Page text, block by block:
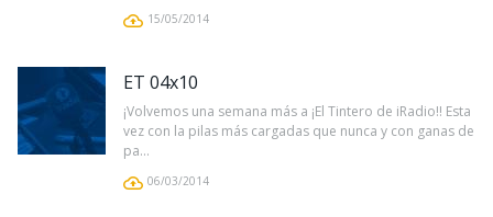
15/05/2014
ET 04x10
¡Volvemos una semana más a ¡El Tintero de iRadio!! Esta
vez con la pilas más cargadas que nunca y con ganas de
pa...
06/03/2014